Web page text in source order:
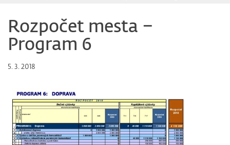
Rozpočet mesta –
Program 6
5. 3. 2018